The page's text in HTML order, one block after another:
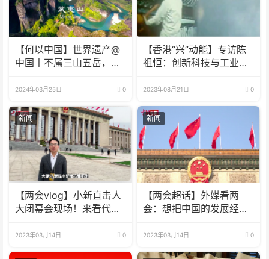
【何以中国】世界遗产@
中国丨不属三山五岳，武
2024年03月25日 0
【香港“兴”动能】专访陈
祖恒：创新科技与工业制
待香港发展
2023年08月21日 0
新闻
【两会vlog】小新直击人
大闭幕会现场！来看代表
2023年03月14日 0
新闻
【两会超话】外媒看两
会：想把中国的发展经验
2023年03月14日 0